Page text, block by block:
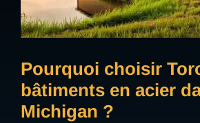
Pourquoi choisir
bâtiments en acier
Michigan ?